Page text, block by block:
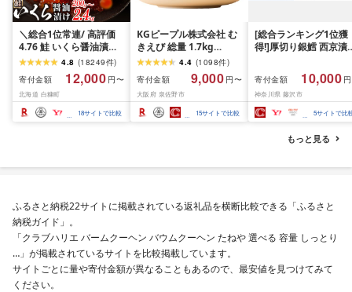
＼総合1位常連/ 高評価
4.76 鮭 いくら醤油漬け
ふるさと納税 いくら
200g / 400g / 800g /
1.6kg / 2.4kg 200g パッ
ク[選べる容量] 醤油漬け
海鮮 イクラ 小分け ふる
さと ランキング 人気 ギ
4.8 (18249件)
寄付金額
12,000 円〜
北海道 白糠町
18サイトで比較
KGピープル株式会社 む
きえび 総量 1.7kg
(850g×2P) 特大 5Lサイ
ズ バナメイエビ バラ凍
結 下処理不要 サイズ不
揃い 訳あり
4.4 (1098件)
寄付金額
9,000 円〜
大阪府 泉佐野市
15サイトで比較
[総合ランキング1位獲
得!]厚切り銀鱈 西京漬
約 1,000g (約 100g ×
切) 西京味噌 西京みそ
噌漬け みそ 味噌 鮮魚
介 銀だら 銀ダラ ギン
ラ ぎんだら 鱈 タラ 魚
西京焼き 西京漬 西京
き 冷凍 厳選 鮮魚 漬け
礼品 おかず おつまみ
南 藤沢
寄付金額 10,000
神奈川県 藤沢市
5サイトで比
もっと見る
ふるさと納税22サイトに掲載されている返礼品を横断比較できる「ふるさと
納税ガイド」。
「クラブハリエ バームクーヘン バウムクーヘン たねや 選べる 容量 しっとり
…」が掲載されているサイトを比較掲載しています。
サイトごとに量や寄付金額が異なることもあるので、最安値を見つけてみて
ください。